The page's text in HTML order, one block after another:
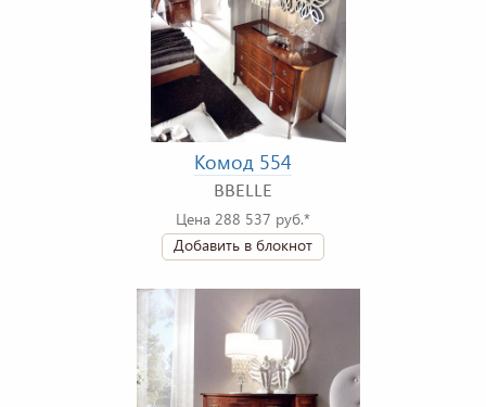
Комод 554
BBELLE
Цена 288 537 руб.*
Добавить в блокнот